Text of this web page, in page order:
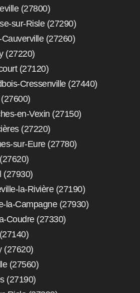
(27800)
sur-Risle (27290)
(27260)
(27220)
(27120)
Cressenville (27440)
en-Vexin (27150)
(27220)
sur-Eure (27780)
(27930)
la-Rivière (27190)
la-Campagne (27930)
Coudre (27330)
(27620)
(27560)
(27190)